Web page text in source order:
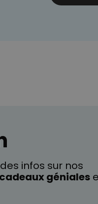
infos sur nos
géniales